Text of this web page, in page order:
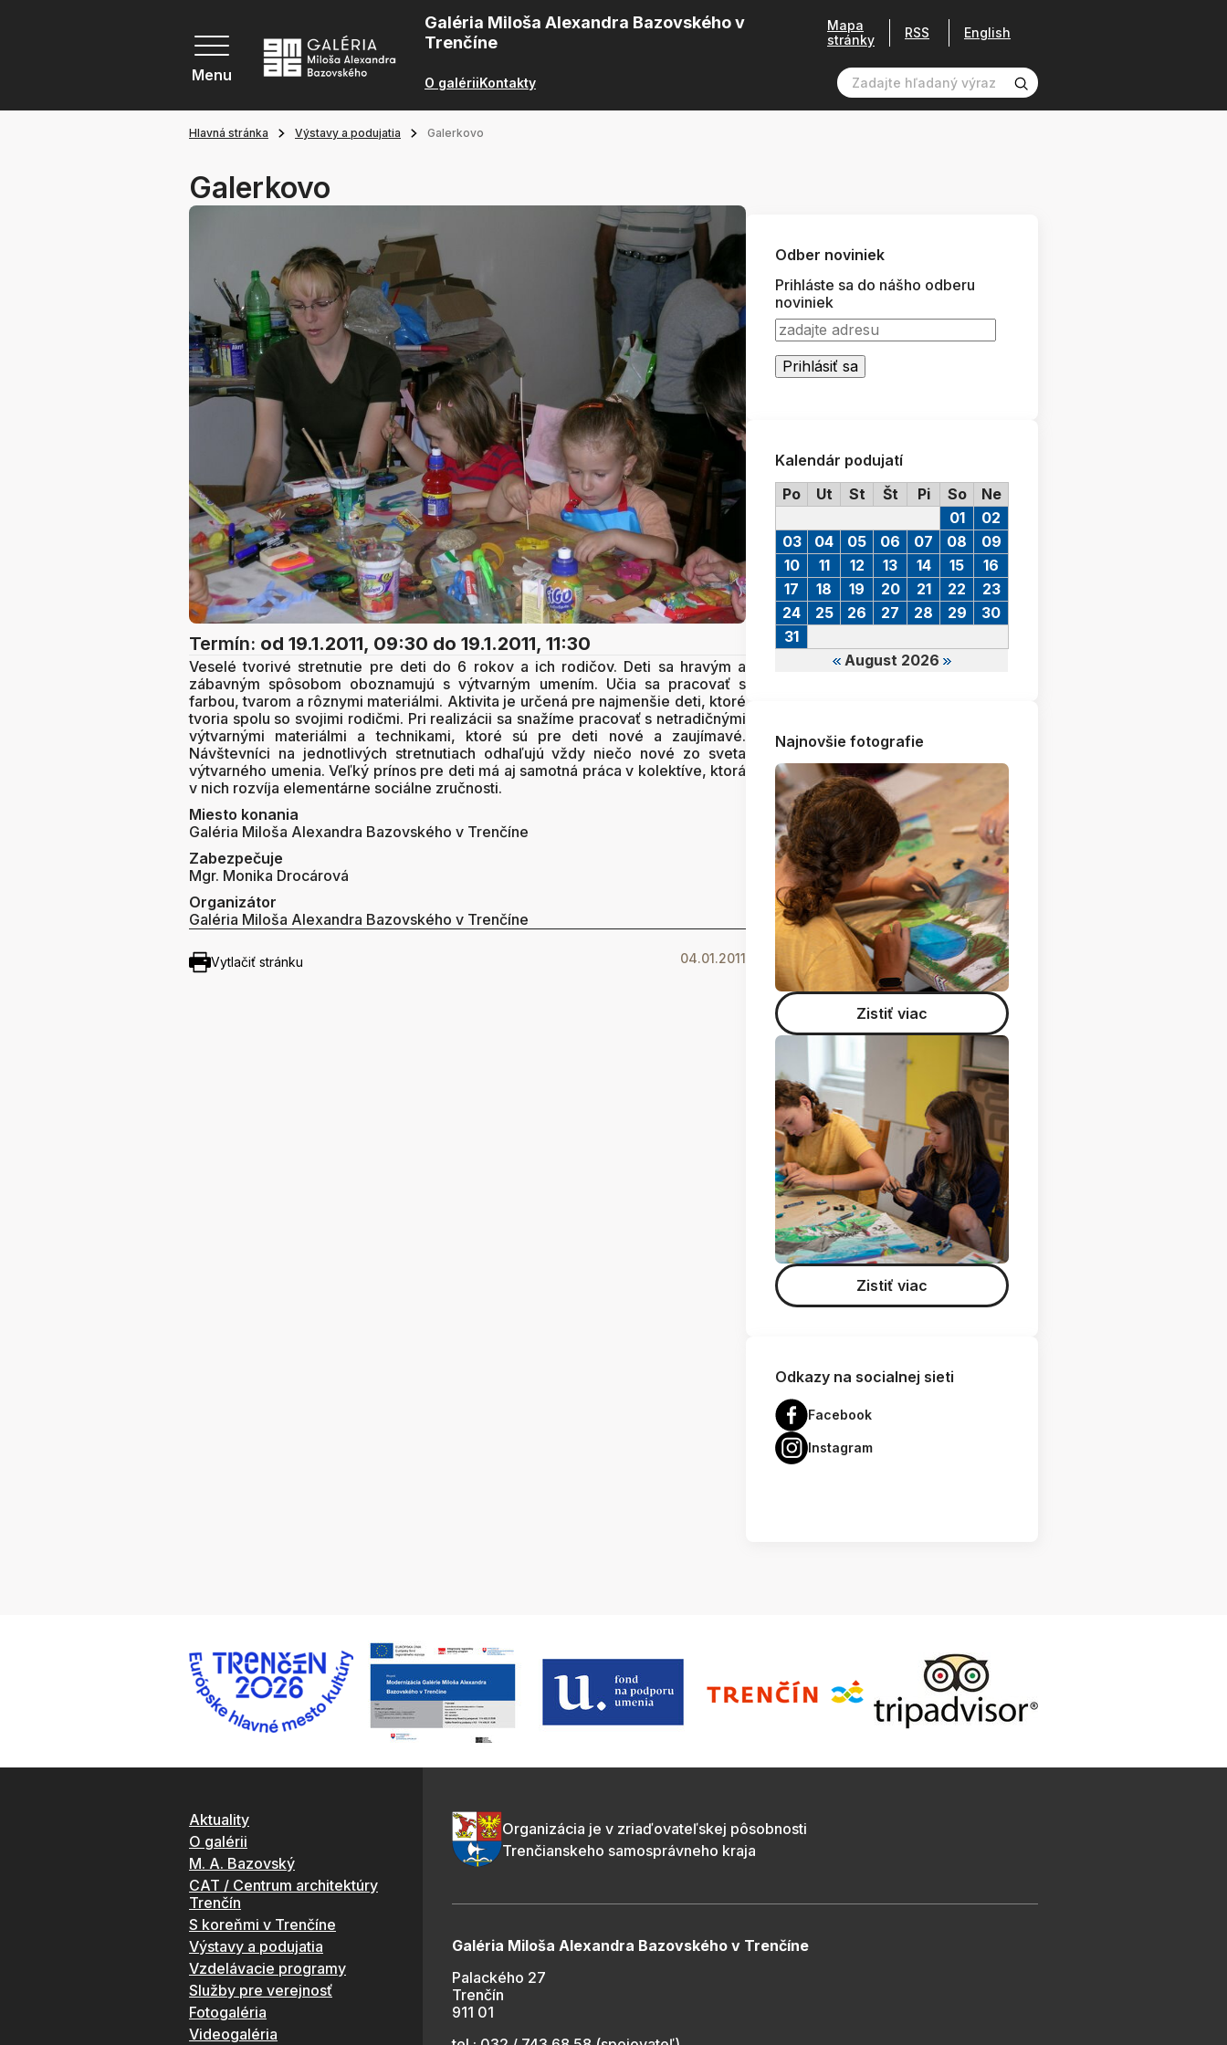
Menu
Galéria Miloša Alexandra Bazovského v
Trenčíne
O galériiKontakty
Mapa
stránky
RSS English
Hlavná stránka Výstavy a podujatia Galerkovo
Galerkovo
Termín: od 19.1.2011, 09:30 do 19.1.2011, 11:30
Veselé tvorivé stretnutie pre deti do 6 rokov a ich rodičov. Deti sa hravým a
zábavným spôsobom oboznamujú s výtvarným umením. Učia sa pracovať s
farbou, tvarom a rôznymi materiálmi. Aktivita je určená pre najmenšie deti, ktoré
tvoria spolu so svojimi rodičmi. Pri realizácii sa snažíme pracovať s netradičnými
výtvarnými materiálmi a technikami, ktoré sú pre deti nové a zaujímavé.
Návštevníci na jednotlivých stretnutiach odhaľujú vždy niečo nové zo sveta
výtvarného umenia. Veľký prínos pre deti má aj samotná práca v kolektíve, ktorá
v nich rozvíja elementárne sociálne zručnosti.
Miesto konania
Galéria Miloša Alexandra Bazovského v Trenčíne
Zabezpečuje
Mgr. Monika Drocárová
Organizátor
Galéria Miloša Alexandra Bazovského v Trenčíne
Vytlačiť stránku 04.01.2011
Odber noviniek
Prihláste sa do nášho odberu
noviniek
Kalendár podujatí
Po
Ut St Št Pi So Ne
August 2026
01
02
03
04 05 06 07 08
09
10
11 12 13 14 15
16
17
18 19 20 21 22
23
24
25 26 27 28 29
30
31
Najnovšie fotografie
Zistiť viac
Zistiť viac
Odkazy na socialnej sieti
Facebook
Instagram
Aktuality
O galérii
M. A. Bazovský
CAT / Centrum architektúry
Trenčín
S koreňmi v Trenčíne
Výstavy a podujatia
Vzdelávacie programy
Služby pre verejnosť
Fotogaléria
Videogaléria
Organizácia je v zriaďovateľskej pôsobnosti
Trenčianskeho samosprávneho kraja
Galéria Miloša Alexandra Bazovského v Trenčíne
Palackého 27
Trenčín
911 01